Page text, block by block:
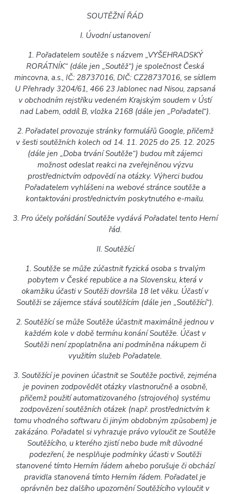
SOUTĚŽNÍ ŘÁD
I. Úvodní ustanovení
1. Pořadatelem soutěže s názvem „VYŠEHRADSKÝ
RORÁTNÍK“ (dále jen „Soutěž“) je společnost Česká
mincovna, a.s., IČ: 28737016, DIČ: CZ28737016, se sídlem
U Přehrady 3204/61, 466 23 Jablonec nad Nisou, zapsaná
v obchodním rejstříku vedeném Krajským soudem v Ústí
nad Labem, oddíl B, vložka 2168 (dále jen „Pořadatel“).
2. Pořadatel provozuje stránky formulářů Google, přičemž
v šesti soutěžních kolech od 14. 11. 2025 do 25. 12. 2025
(dále jen „Doba trvání Soutěže“) budou mít zájemci
možnost odeslat reakci na zveřejněnou výzvu
prostřednictvím odpovědí na otázky. Výherci budou
Pořadatelem vyhlášeni na webové stránce soutěže a
kontaktováni prostřednictvím poskytnutého e-mailu.
3. Pro účely pořádání Soutěže vydává Pořadatel tento Herní
řád.
II. Soutěžící
1. Soutěže se může zúčastnit fyzická osoba s trvalým
pobytem v České republice a na Slovensku, která v
okamžiku účasti v Soutěži dovršila 18 let věku. Účastí v
Soutěži se zájemce stává soutěžícím (dále jen „Soutěžící“).
2. Soutěžící se může Soutěže účastnit maximálně jednou v
každém kole v době termínu konání Soutěže. Účast v
Soutěži není zpoplatněna ani podmíněna nákupem či
využitím služeb Pořadatele.
3. Soutěžící je povinen účastnit se Soutěže poctivě, zejména
je povinen zodpovědět otázky vlastnoručně a osobně,
přičemž použití automatizovaného (strojového) systému
zodpovězení soutěžních otázek (např. prostřednictvím k
tomu vhodného softwaru či jiným obdobným způsobem) je
zakázáno. Pořadatel si vyhrazuje právo vyloučit ze Soutěže
Soutěžícího, u kterého zjistí nebo bude mít důvodné
podezření, že nesplňuje podmínky účasti v Soutěži
stanovené tímto Herním řádem a/nebo porušuje či obchází
pravidla stanovená tímto Herním řádem. Pořadatel je
oprávněn bez dalšího upozornění Soutěžícího vyloučit v